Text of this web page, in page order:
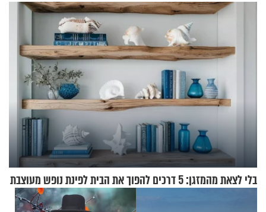
במבצעי חילוץ
בלי לצאת מהמזגן: 5 דרכים להפוך את הבית לפינת נופש מעוצבת